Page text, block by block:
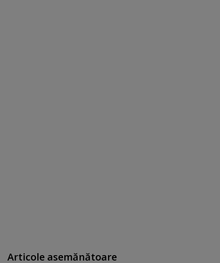
Articole asemănătoare